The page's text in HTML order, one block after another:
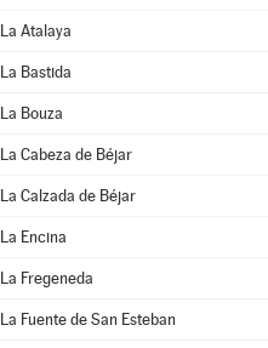
La Atalaya
La Bastida
La Bouza
La Cabeza de Béjar
La Calzada de Béjar
La Encina
La Fregeneda
La Fuente de San Esteban